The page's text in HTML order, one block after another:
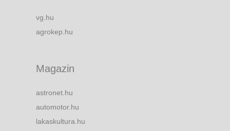
vg.hu
agrokep.hu
Magazin
astronet.hu
automotor.hu
lakaskultura.hu